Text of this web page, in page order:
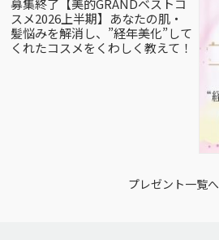
募集終了【美的GRANDベストコ
スメ2026上半期】あなたの肌・
髪悩みを解消し、”経年美化”して
くれたコスメをくわしく教えて！
プレゼント一覧へ